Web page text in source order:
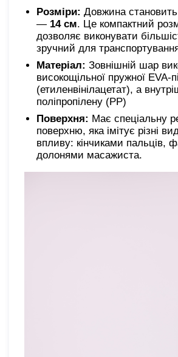
Розміри: Довжина становить
— 14 см. Це компактний
дозволяє виконувати
зручний для
Матеріал: Зовнішній шар
високощільної пружної EVA-
(етиленвінілацетат), а
поліпропілену (PP)
Поверхня: Має спеціальну
поверхню, яка імітує різні
впливу: кінчиками пальців,
долонями масажиста.